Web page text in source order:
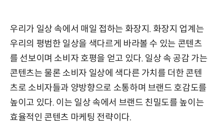
우리가 일상 속에서 매일 접하는 화장지. 화장지 업계는
우리의 평범한 일상을 색다르게 바라볼 수 있는 콘텐츠
를 선보이며 소비자 호평을 얻고 있다. 일상 속 공감 가는
콘텐츠는 물론 소비자 일상에 색다른 가치를 더한 콘텐
츠로 소비자들과 양방향으로 소통하며 브랜드 호감도를
높이고 있다. 이는 일상 속에서 브랜드 친밀도를 높이는
효율적인 콘텐츠 마케팅 전략이다.